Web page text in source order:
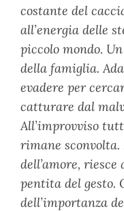
costante del
all’energia delle
piccolo mondo.
della famiglia.
evadere per
catturare dal
All’improvviso
rimane sconvolta.
dell’amore,
pentita del gesto.
dell’importanza